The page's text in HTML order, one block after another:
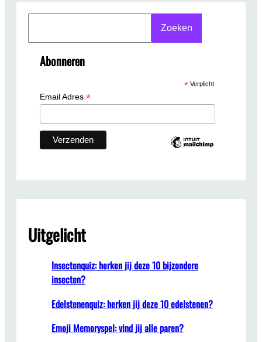
Zoeken
Abonneren
*Verplicht
Email Adres *
Uitgelicht
Insectenquiz: herken jij deze 10 bijzondere
insecten?
Edelstenenquiz: herken jij deze 10 edelstenen?
Emoji Memoryspel: vind jij alle paren?